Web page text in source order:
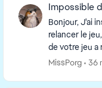
Impossible
Bonjour, J'ai installé la maj ce matin, et quand j'ai voulu
relancer le
de votre jeu a
MissPorg 36